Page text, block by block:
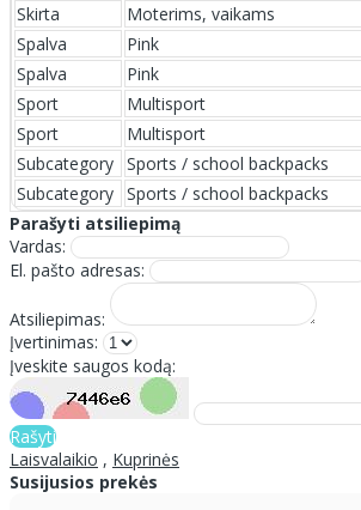
Skirta
Moterims, vaikams
Spalva
Pink
Spalva
Pink
Sport
Multisport
Sport
Multisport
Subcategory Sports / school backpacks
Subcategory Sports / school backpacks
Parašyti atsiliepimą
Vardas:
El. pašto adresas:
Atsiliepimas:
Įvertinimas:
Įveskite saugos kodą:
Rašyti
Laisvalaikio , Kuprinės
Susijusios prekės